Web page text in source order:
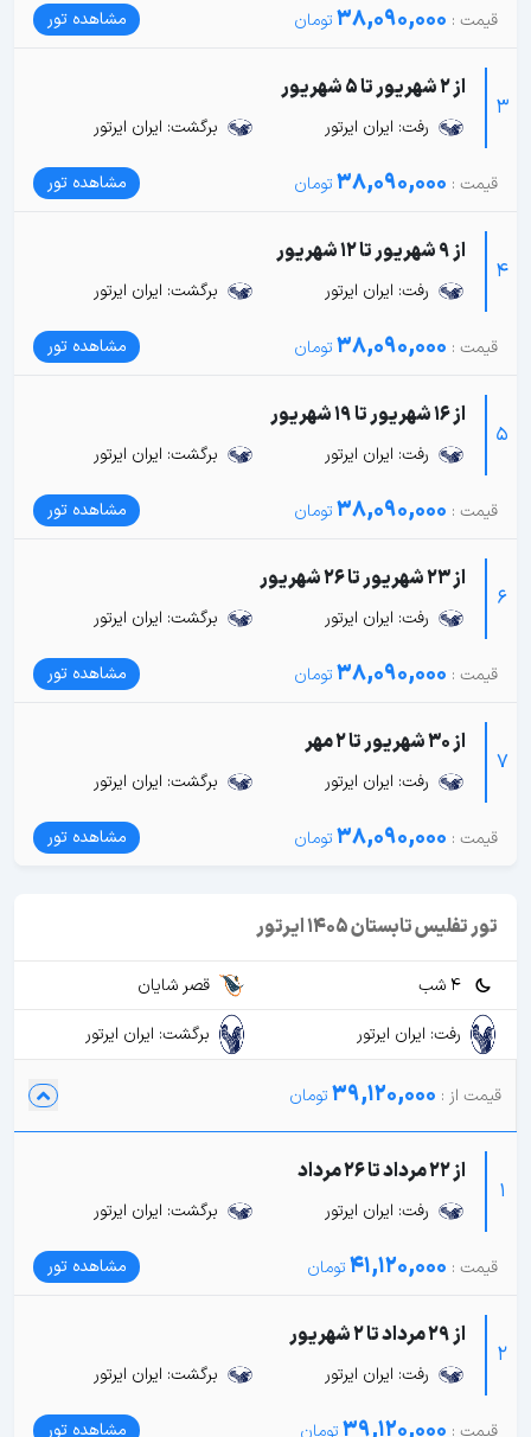
38,090,000 مشاهده تور
3
از 2 شهریور تا 5 شهریور
رفت: ایران ایرتور برگشت: ایران ایرتور
38,090,000 مشاهده تور
4
از 9 شهریور تا 12 شهریور
رفت: ایران ایرتور برگشت: ایران ایرتور
38,090,000 مشاهده تور
5
از 16 شهریور تا 19 شهریور
رفت: ایران ایرتور برگشت: ایران ایرتور
38,090,000 مشاهده تور
6
از 23 شهریور تا 26 شهریور
رفت: ایران ایرتور برگشت: ایران ایرتور
38,090,000 مشاهده تور
7
از 30 شهریور تا 2 مهر
رفت: ایران ایرتور برگشت: ایران ایرتور
38,090,000 مشاهده تور
تور تفلیس تابستان 1405 ایرتور
4 شب
قصر شایان
رفت: ایران ایرتور
برگشت: ایران ایرتور
39,120,000
1
از 22 مرداد تا 26 مرداد
رفت: ایران ایرتور برگشت: ایران ایرتور
41,120,000 مشاهده تور
2
از 29 مرداد تا 2 شهریور
رفت: ایران ایرتور برگشت: ایران ایرتور
39,120,000 مشاهده تور